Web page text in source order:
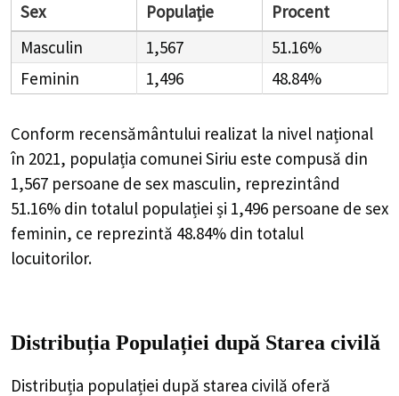
Sex Populație
Procent
Masculin
1,567
51.16%
Feminin
1,496 48.84%
Conform recensământului realizat la nivel național
în 2021, populația comunei Siriu este compusă din
1,567 persoane de sex masculin, reprezintând
51.16% din totalul populației și 1,496 persoane de sex
feminin, ce reprezintă 48.84% din totalul
locuitorilor.
Distribuția Populației după Starea civilă
Distribuția populației după starea civilă oferă